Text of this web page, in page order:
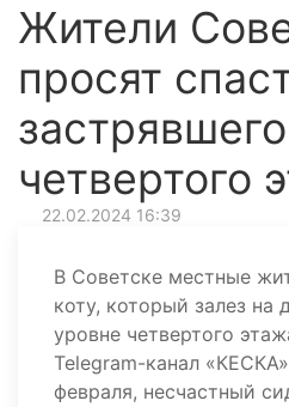
Жители
просят
четвертого
22.02.2024 16:39
В Советске местные
коту, который залез на
уровне четвертого
Telegram-канал
февраля, несчастный